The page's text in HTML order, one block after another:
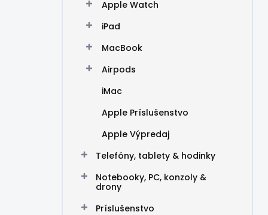
Apple Watch
iPad
MacBook
Airpods
iMac
Apple Príslušenstvo
Apple Výpredaj
Telefóny, tablety & hodinky
Notebooky, PC, konzoly &
drony
Príslušenstvo